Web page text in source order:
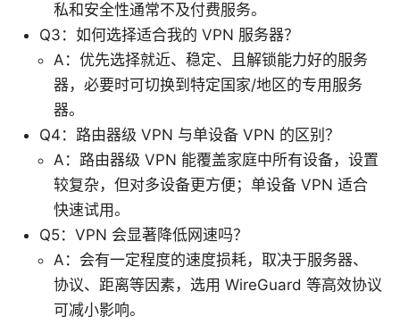
私和安全性通常不及付费服务。
Q3：如何选择适合我的 VPN 服务器？
A：优先选择就近、稳定、且解锁能力好的服务
器，必要时可切换到特定国家/地区的专用服务
器。
Q4：路由器级 VPN 与单设备 VPN 的区别？
A：路由器级 VPN 能覆盖家庭中所有设备，设置
较复杂，但对多设备更方便；单设备 VPN 适合
快速试用。
Q5：VPN 会显著降低网速吗？
A：会有一定程度的速度损耗，取决于服务器、
协议、距离等因素，选用 WireGuard 等高效协议
可减小影响。